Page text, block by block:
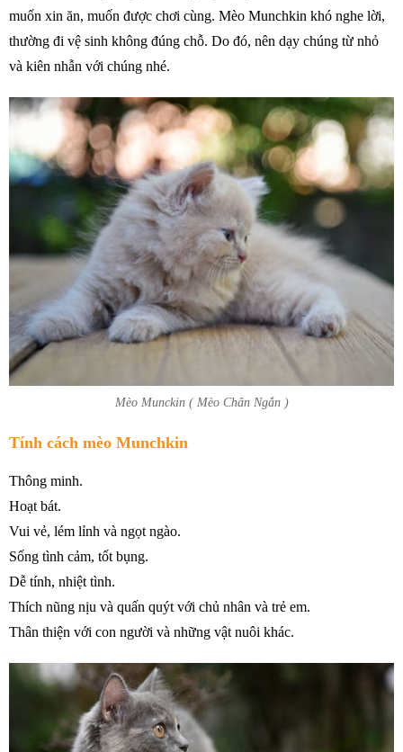
muốn xin ăn, muốn được chơi cùng. Mèo Munchkin khó nghe lời,
thường đi vệ sinh không đúng chỗ. Do đó, nên dạy chúng từ nhỏ
và kiên nhẫn với chúng nhé.
Mèo Munckin ( Mèo Chân Ngắn )
Tính cách mèo Munchkin
Thông minh.
Hoạt bát.
Vui vẻ, lém lỉnh và ngọt ngào.
Sống tình cảm, tốt bụng.
Dễ tính, nhiệt tình.
Thích nũng nịu và quấn quýt với chủ nhân và trẻ em.
Thân thiện với con người và những vật nuôi khác.